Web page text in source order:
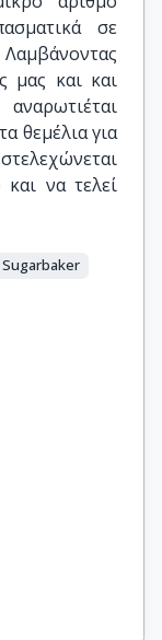
σε
μας και και
θεμέλια για
να τελεί
Sugarbaker